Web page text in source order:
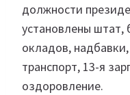
должности
установлены штат,
окладов,
транспорт, 13-я
оздоровление.